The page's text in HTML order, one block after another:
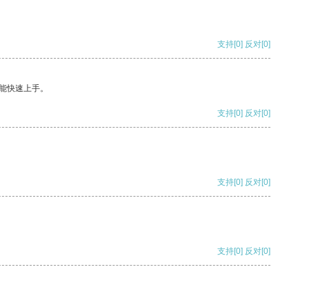
支持[0] 反对[0]
快速上手。
支持[0] 反对[0]
支持[0] 反对[0]
支持[0] 反对[0]